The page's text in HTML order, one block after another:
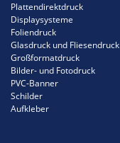
Plattendirektdruck
Displaysysteme
Foliendruck
Glasdruck und Fliesendruck
Großformatdruck
Bilder- und Fotodruck
PVC-Banner
Schilder
Aufkleber